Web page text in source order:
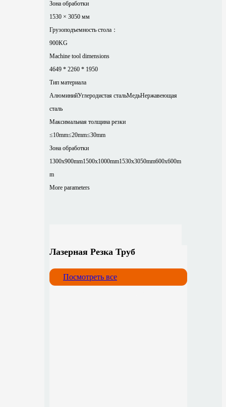
Зона обработки
1530 × 3050 мм
Грузоподъемность стола：
900KG
Machine tool dimensions
4649 * 2260 * 1950
Тип материала
АлюминийУглеродистая стальМедьНержавеющая
сталь
Максимальная толщина резки
≤10mm≤20mm≤30mm
Зона обработки
1300x900mm1500x1000mm1530x3050mm600x600m
m
More parameters
Лазерная Резка Труб
Посмотреть все